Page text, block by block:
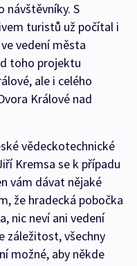
návštěvníky. S
turistů už počítal i
vedení města
toho projektu
ale i celého
Králové nad
vědeckotechnické
Kremsa se k případu
vám dávat nějaké
že hradecká pobočka
nic neví ani vedení
záležitost, všechny
možné, aby někde